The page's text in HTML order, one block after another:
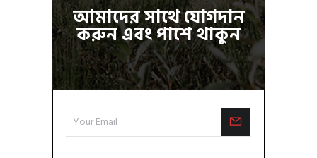
আমাদের সাথে যোগদান
করুন এবং পাশে থাকুন